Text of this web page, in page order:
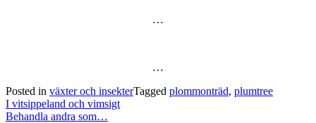
…
…
Posted in växter och insekterTagged plommonträd, plumtree
Post
navigation
I vitsippeland och vimsigt
Behandla andra som…